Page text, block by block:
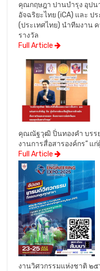
คุณกฤษฎา ปานบำรุง อุปน
อัจฉริยะไทย (iCA) และ
(ประเทศไทย) นำทีมงาน
รางวัล
Full Article
คุณณัฐวุฒิ ปิ่นทองคำ บรรย
งานการสื่อสารองค์กร” แ
Full Article
งานวิศวกรรมแห่งชาติ ๒